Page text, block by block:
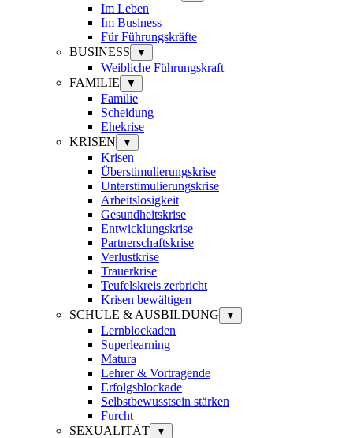
Im Leben
Im Business
Für Führungskräfte
BUSINESS
▼
Weibliche Führungskraft
FAMILIE
▼
Familie
Scheidung
Ehekrise
KRISEN
▼
Krisen
Überstimulierungskrise
Unterstimulierungskrise
Arbeitslosigkeit
Gesundheitskrise
Entwicklungskrise
Partnerschaftskrise
Verlustkrise
Trauerkrise
Teufelskreis zerbricht
Krisen bewältigen
SCHULE & AUSBILDUNG
▼
Lernblockaden
Superlearning
Matura
Lehrer & Vortragende
Erfolgsblockade
Selbstbewusstsein stärken
Furcht
SEXUALITÄT
▼